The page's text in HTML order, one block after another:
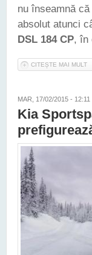
nu înseamnă
absolut atunci
DSL 184 CP, în
CITEȘTE MAI MULT
MAR, 17/02/2015 - 12:11
Kia